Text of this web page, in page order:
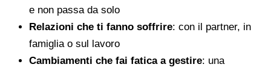
e non passa da solo
Relazioni che ti fanno soffrire: con il partner, in
famiglia o sul lavoro
Cambiamenti che fai fatica a gestire: una